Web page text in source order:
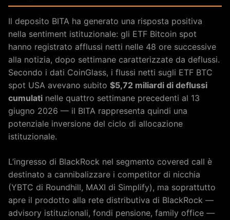
Il deposito BITA ha generato una risposta positiva
nella sentiment istituzionale: gli ETF Bitcoin spot
hanno registrato afflussi netti nelle 48 ore successive
alla notizia, dopo settimane caratterizzate da deflussi.
Secondo i dati CoinGlass, i flussi netti sugli ETF BTC
spot USA avevano subito $5,72 miliardi di deflussi
cumulati nelle quattro settimane precedenti al 13
giugno 2026 — il BITA rappresenta quindi una
potenziale inversione del ciclo di allocazione
istituzionale.
L’ingresso di BlackRock nel segmento covered call è
destinato a cannibalizzare i competitor di nicchia
(YBTC di Roundhill, MAXI di Simplify), ma soprattutto
apre il prodotto alla rete distributiva di BlackRock —
advisory istituzionali, fondi pensione, family office —